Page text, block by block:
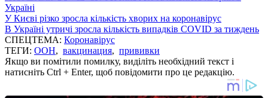
Україні
У Києві різко зросла кількість хворих на коронавірус
В Україні утричі зросла кількість випадків COVID за тиждень
СПЕЦТЕМА: Коронавірус
ТЕГИ: ООН, вакцинация, прививки
Якщо ви помітили помилку, виділіть необхідний текст і
натисніть Ctrl + Enter, щоб повідомити про це редакцію.